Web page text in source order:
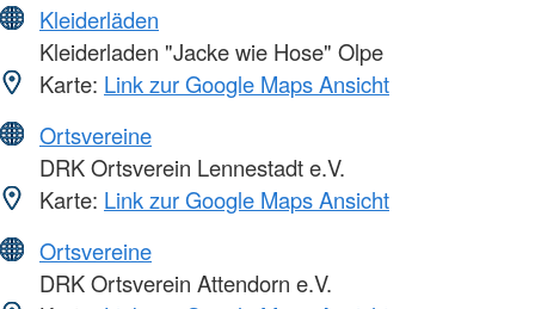
Kleiderläden
Kleiderladen "Jacke wie Hose" Olpe
Karte: Link zur Google Maps Ansicht
Ortsvereine
DRK Ortsverein Lennestadt e.V.
Karte: Link zur Google Maps Ansicht
Ortsvereine
DRK Ortsverein Attendorn e.V.